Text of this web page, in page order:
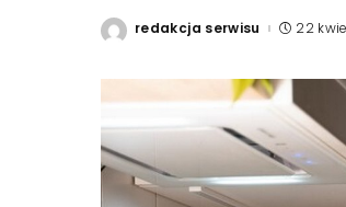
Posted
redakcja serwisu 22